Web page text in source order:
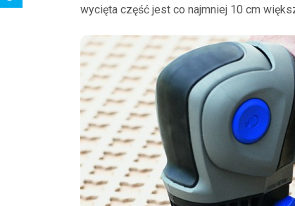
wycięta część jest co najmniej 10 cm